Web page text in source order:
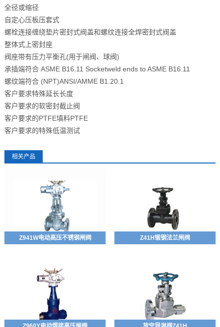
全径或缩径
自定心压板压套式
螺栓连接缠绕垫片密封式阀盖和螺纹连接全焊密封式阀盖
整体式上密封座
阀座带有压力平衡孔(用于闸阀、球阀)
承插端符合 ASME B16.11 Socketweld ends to ASME B16.11
螺纹端符合 (NPT)ANSI/AMME B1.20.1
客户要求特殊延长长度
客户要求的软密封截止阀
客户要求的PTFE填料PTFE
客户要求的特殊低温测试
相关产品
Z941W电动高压不锈钢闸阀 Z41H锻钢法兰闸阀